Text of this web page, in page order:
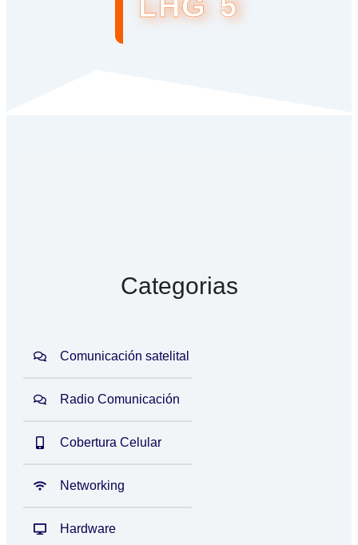
Categorias
Comunicación satelital
Radio Comunicación
Cobertura Celular
Networking
Hardware